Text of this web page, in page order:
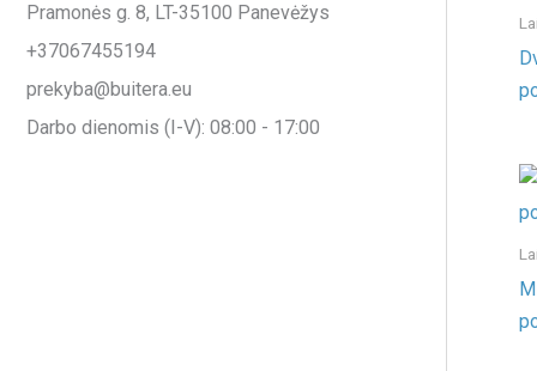
Pramonės g. 8, LT-35100 Panevėžys
+37067455194
prekyba@buitera.eu
Darbo dienomis (I-V): 08:00 - 17:00